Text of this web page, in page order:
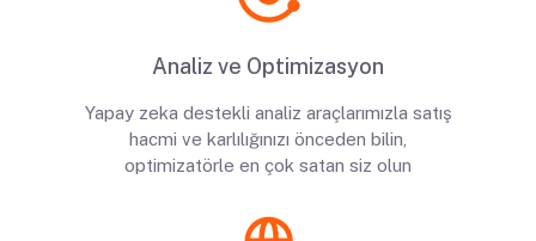
Analiz ve Optimizasyon
Yapay zeka destekli analiz araçlarımızla satış
hacmi ve karlılığınızı önceden bilin,
optimizatörle en çok satan siz olun